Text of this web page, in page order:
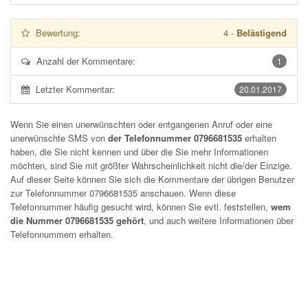
Bewertung: 4 - Belästigend
1
Anzahl der Kommentare:
20.01.2017
Letzter Kommentar:
Wenn Sie einen unerwünschten oder entgangenen Anruf oder eine
unerwünschte SMS von der Telefonnummer 0796681535 erhalten
haben, die Sie nicht kennen und über die Sie mehr Informationen
möchten, sind Sie mit größter Wahrscheinlichkeit nicht die/der Einzige.
Auf dieser Seite können Sie sich die Kommentare der übrigen Benutzer
zur Telefonnummer0796681535 anschauen. Wenn diese
Telefonnummer häufig gesucht wird, können Sie evtl. feststellen, wem
die Nummer 0796681535 gehört, und auch weitere Informationen über
Telefonnummern erhalten.